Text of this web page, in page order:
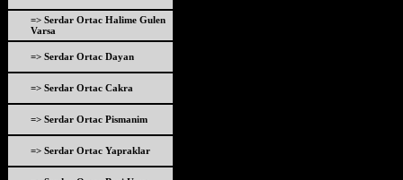
=> Serdar Ortac Halime Gulen
Varsa
=> Serdar Ortac Dayan
=> Serdar Ortac Cakra
=> Serdar Ortac Pismanim
=> Serdar Ortac Yapraklar